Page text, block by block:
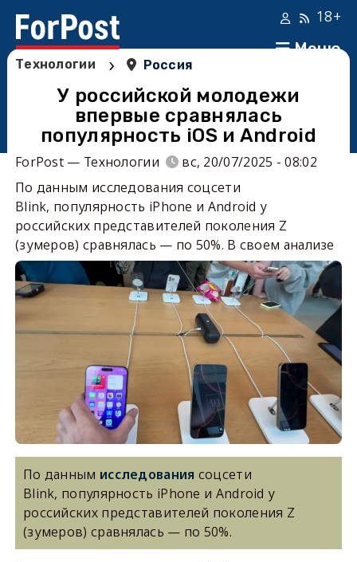
Меню
18+
Технологии › Россия
У российской молодежи
впервые сравнялась
популярность iOS и Android
ForPost — Технологии
вс, 20/07/2025 - 08:02
По данным исследования соцсети
Blink, популярность iPhone и Android у
российских представителей поколения Z
(зумеров) сравнялась — по 50%. В своем анализе
По данным исследования соцсети
Blink, популярность iPhone и Android у
российских представителей поколения Z
(зумеров) сравнялась — по 50%.